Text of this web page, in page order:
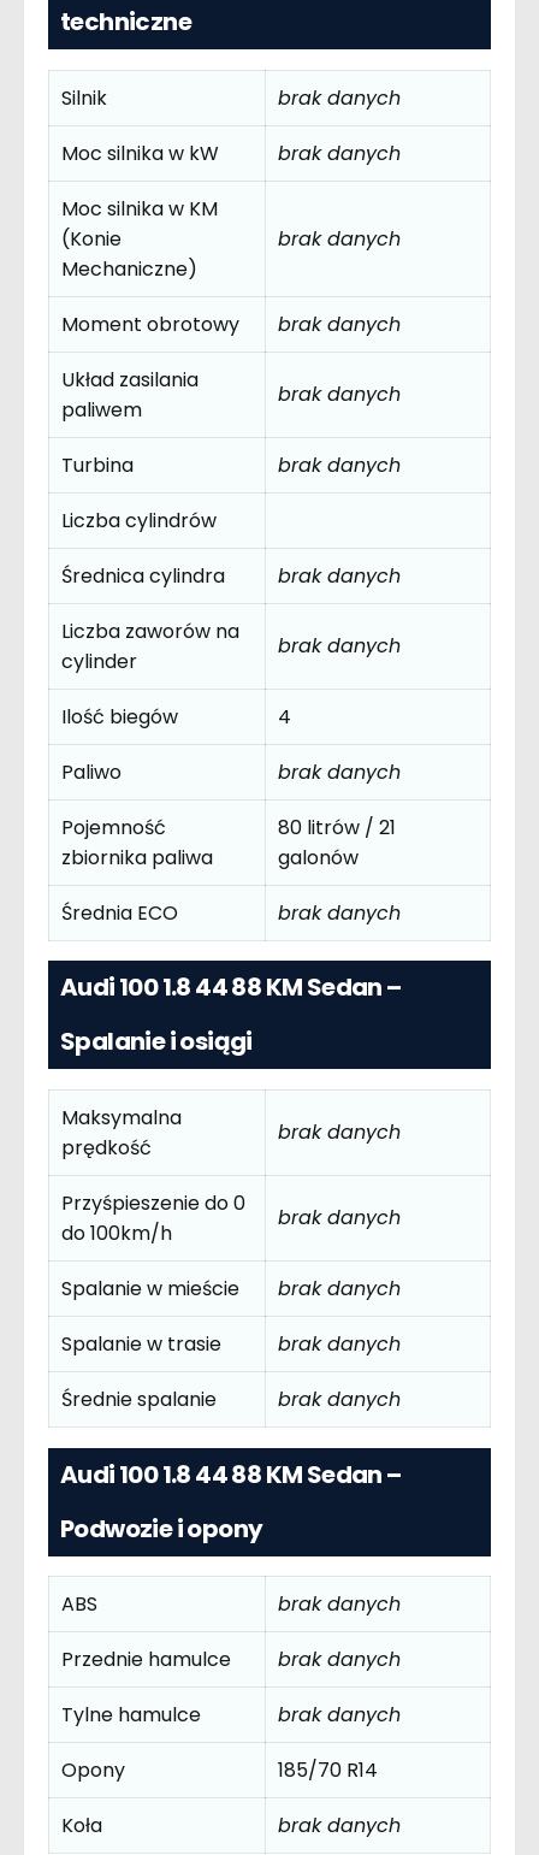
techniczne
Silnik
brak danych
Moc silnika w kW
brak danych
Moc silnika w KM
(Konie
Mechaniczne)
brak danych
Moment obrotowy
brak danych
Układ zasilania
paliwem
brak danych
Turbina
brak danych
Liczba cylindrów
Średnica cylindra
brak danych
Liczba zaworów na
cylinder
brak danych
Ilość biegów
4
Paliwo
brak danych
Pojemność
zbiornika paliwa
80 litrów / 21
galonów
Średnia ECO
brak danych
Audi 100 1.8 44 88 KM Sedan –
Spalanie i osiągi
Maksymalna
prędkość
brak danych
Przyśpieszenie do 0
do 100km/h
brak danych
Spalanie w mieście
brak danych
Spalanie w trasie
brak danych
Średnie spalanie
brak danych
Audi 100 1.8 44 88 KM Sedan –
Podwozie i opony
ABS
brak danych
Przednie hamulce
brak danych
Tylne hamulce
brak danych
Opony
185/70 R14
Koła
brak danych